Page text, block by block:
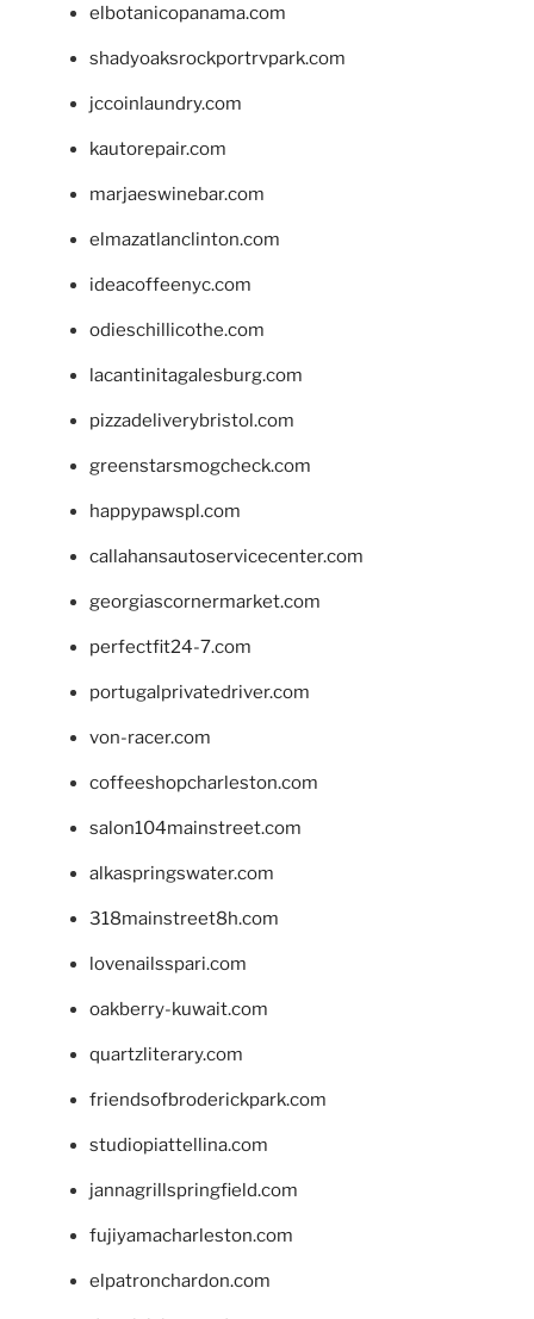
elbotanicopanama.com
shadyoaksrockportrvpark.com
jccoinlaundry.com
kautorepair.com
marjaeswinebar.com
elmazatlanclinton.com
ideacoffeenyc.com
odieschillicothe.com
lacantinitagalesburg.com
pizzadeliverybristol.com
greenstarsmogcheck.com
happypawspl.com
callahansautoservicecenter.com
georgiascornermarket.com
perfectfit24-7.com
portugalprivatedriver.com
von-racer.com
coffeeshopcharleston.com
salon104mainstreet.com
alkaspringswater.com
318mainstreet8h.com
lovenailsspari.com
oakberry-kuwait.com
quartzliterary.com
friendsofbroderickpark.com
studiopiattellina.com
jannagrillspringfield.com
fujiyamacharleston.com
elpatronchardon.com